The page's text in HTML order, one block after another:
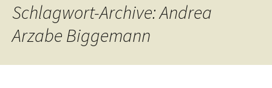
Schlagwort-Archive: Andrea
Arzabe Biggemann